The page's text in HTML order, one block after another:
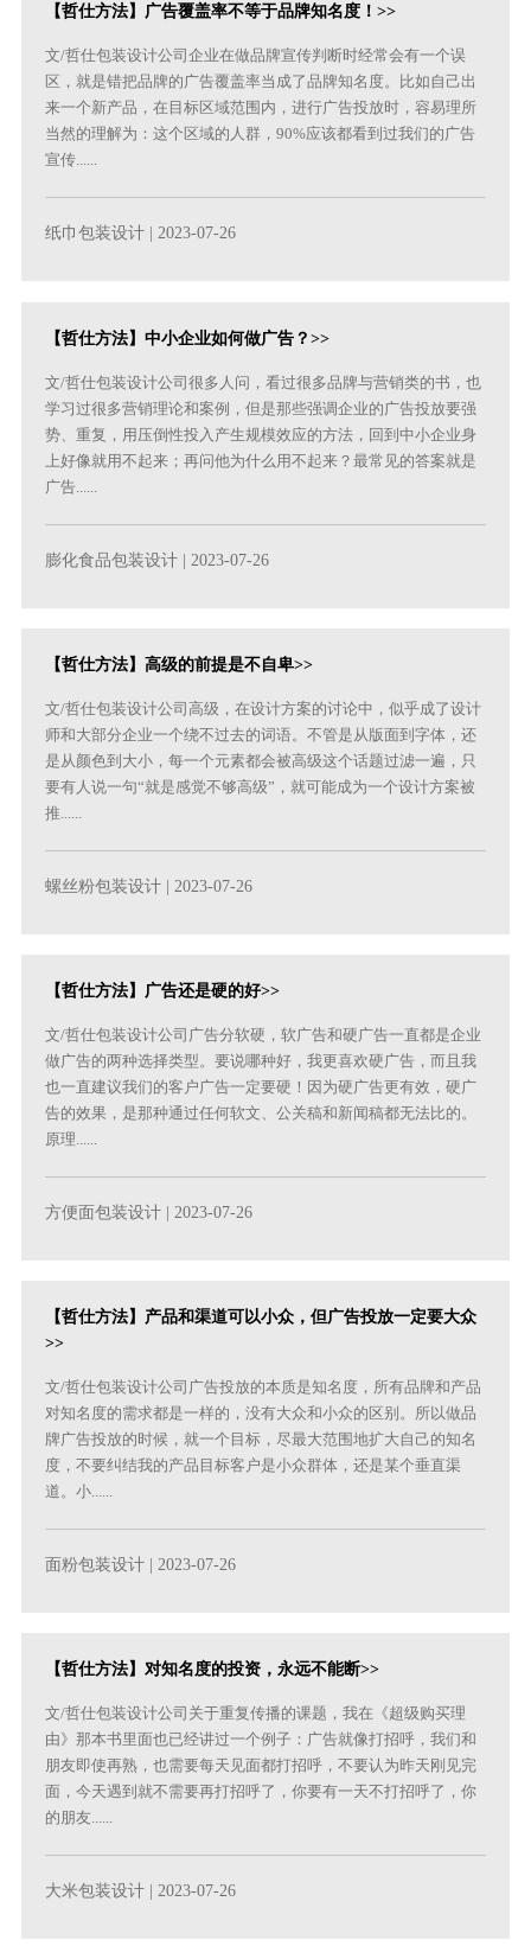
【哲仕方法】广告覆盖率不等于品牌知名度！>>
文/哲仕包装设计公司企业在做品牌宣传判断时经常会有一个误
区，就是错把品牌的广告覆盖率当成了品牌知名度。比如自己出
来一个新产品，在目标区域范围内，进行广告投放时，容易理所
当然的理解为：这个区域的人群，90%应该都看到过我们的广告
宣传......
纸巾包装设计 | 2023-07-26
【哲仕方法】中小企业如何做广告？>>
文/哲仕包装设计公司很多人问，看过很多品牌与营销类的书，也
学习过很多营销理论和案例，但是那些强调企业的广告投放要强
势、重复，用压倒性投入产生规模效应的方法，回到中小企业身
上好像就用不起来；再问他为什么用不起来？最常见的答案就是
广告......
膨化食品包装设计 | 2023-07-26
【哲仕方法】高级的前提是不自卑>>
文/哲仕包装设计公司高级，在设计方案的讨论中，似乎成了设计
师和大部分企业一个绕不过去的词语。不管是从版面到字体，还
是从颜色到大小，每一个元素都会被高级这个话题过滤一遍，只
要有人说一句“就是感觉不够高级”，就可能成为一个设计方案被
推......
螺丝粉包装设计 | 2023-07-26
【哲仕方法】广告还是硬的好>>
文/哲仕包装设计公司广告分软硬，软广告和硬广告一直都是企业
做广告的两种选择类型。要说哪种好，我更喜欢硬广告，而且我
也一直建议我们的客户广告一定要硬！因为硬广告更有效，硬广
告的效果，是那种通过任何软文、公关稿和新闻稿都无法比的。
原理......
方便面包装设计 | 2023-07-26
【哲仕方法】产品和渠道可以小众，但广告投放一定要大众
>>
文/哲仕包装设计公司广告投放的本质是知名度，所有品牌和产品
对知名度的需求都是一样的，没有大众和小众的区别。所以做品
牌广告投放的时候，就一个目标，尽最大范围地扩大自己的知名
度，不要纠结我的产品目标客户是小众群体，还是某个垂直渠
道。小......
面粉包装设计 | 2023-07-26
【哲仕方法】对知名度的投资，永远不能断>>
文/哲仕包装设计公司关于重复传播的课题，我在《超级购买理
由》那本书里面也已经讲过一个例子：广告就像打招呼，我们和
朋友即使再熟，也需要每天见面都打招呼，不要认为昨天刚见完
面，今天遇到就不需要再打招呼了，你要有一天不打招呼了，你
的朋友......
大米包装设计 | 2023-07-26